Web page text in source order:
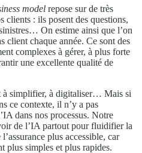
model repose sur de très
clients : ils posent des questions,
On estime ainsi que l’on
client chaque année. Ce sont des
complexes à gérer, à plus forte
une excellente qualité de
à simplifier, à digitaliser… Mais si
ce contexte, il n’y a pas
dans nos processus. Notre
de l’IA partout pour fluidifier la
plus accessible, car
plus simples et plus rapides.